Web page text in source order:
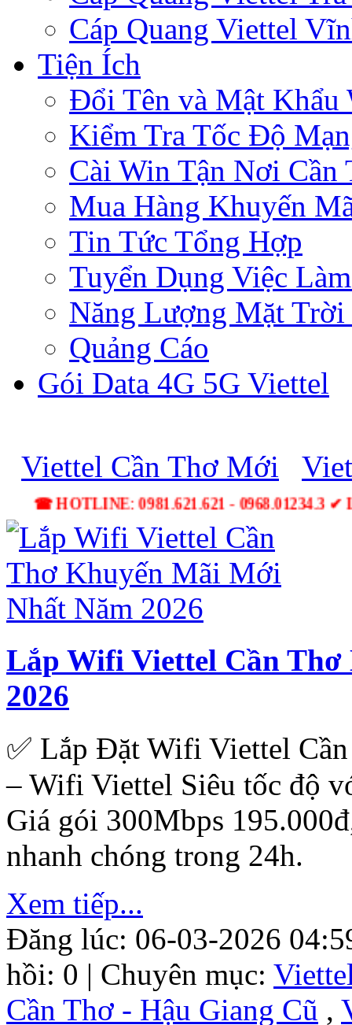
Cáp Quang Viettel
Tiện Ích
Đổi Tên và Mật Khẩu
Kiểm Tra Tốc Độ
Cài Win Tận Nơi Cần
Mua Hàng Khuyến
Tin Tức Tổng Hợp
Tuyển Dụng Việc
Năng Lượng Mặt
Quảng Cáo
Gói Data 4G 5G Viettel
Viettel Cần Thơ Mới
☎ HOTLINE: 0981.621.621 - 0968.01234.3
Lắp Wifi Viettel Cần
2026
✅ Lắp Đặt Wifi Viettel
– Wifi Viettel Siêu tốc độ
Giá gói 300Mbps
nhanh chóng trong 24h.
Xem tiếp...
Đăng lúc: 06-03-2026
hồi: 0 | Chuyên mục:
Cần Thơ - Hậu Giang Cũ ,